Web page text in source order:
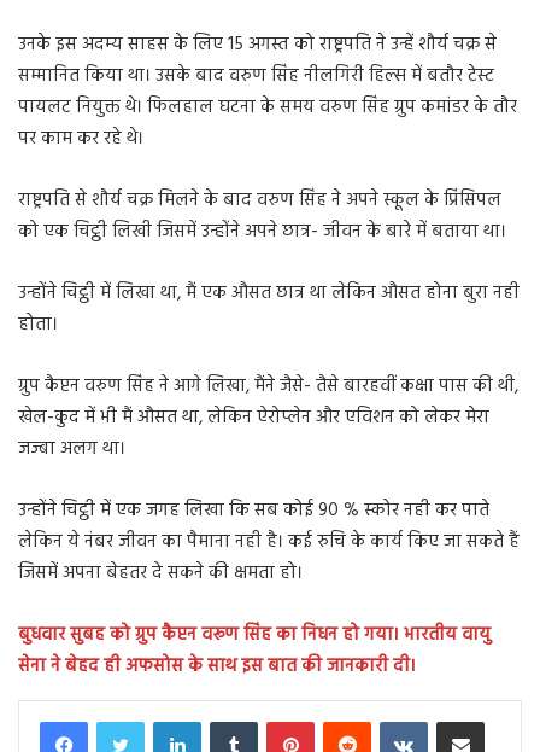
उनके इस अदम्य साहस के लिए 15 अगस्त को राष्ट्रपति ने उन्हें शौर्य चक्र से
सम्मानित किया था। उसके बाद वरुण सिंह नीलगिरी हिल्स में बतौर टेस्ट
पायलट नियुक्त थे। फिलहाल घटना के समय वरुण सिंह ग्रुप कमांडर के तौर
पर काम कर रहे थे।
राष्ट्रपति से शौर्य चक्र मिलने के बाद वरुण सिंह ने अपने स्कूल के प्रिंसिपल
को एक चिट्ठी लिखी जिसमें उन्होंने अपने छात्र- जीवन के बारे में बताया था।
उन्होंने चिट्ठी में लिखा था, मैं एक औसत छात्र था लेकिन औसत होना बुरा नही
होता।
ग्रुप कैप्टन वरुण सिंह ने आगे लिखा, मैंने जैसे- तैसे बारहवीं कक्षा पास की थी,
खेल-कुद में भी मैं औसत था, लेकिन ऐरोप्लेन और एविशन को लेकर मेरा
जज्बा अलग था।
उन्होंने चिट्ठी में एक जगह लिखा कि सब कोई 90 % स्कोर नही कर पाते
लेकिन ये नंबर जीवन का पैमाना नही है। कई रुचि के कार्य किए जा सकते हैं
जिसमें अपना बेहतर दे सकने की क्षमता हो।
बुधवार सुबहको ग्रुप कैप्टन वरूण सिंह का निधन हो गया। भारतीय वायु
सेना ने बेहद ही अफसोस के साथ इस बात की जानकारी दी।
LinkedInTumblr PinterestReddit VKontakteShare via Email